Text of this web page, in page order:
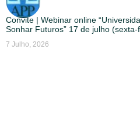
Convite | Webinar online
Sonhar Futuros” 17 de julho
7 Julho, 2026